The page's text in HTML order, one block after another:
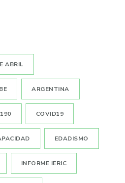
ABRIL
ARGENTINA
COVID19
EDADISMO
INFORME IERIC